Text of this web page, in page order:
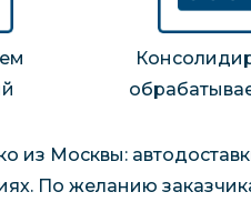
из Москвы:
По желанию